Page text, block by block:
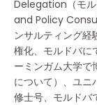
Delegation（モ
and Policy
ンサルティング
権化、モルドバに
ーミンガム大学で
について）、ユニ
修士号、モルドバ